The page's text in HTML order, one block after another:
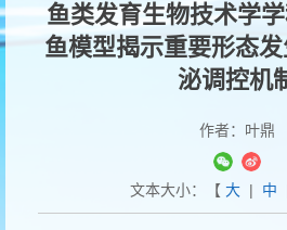
鱼类发育生物技术学
鱼模型揭示重要形态
泌调控机
作者：叶鼎
文本大小：【 大| 中